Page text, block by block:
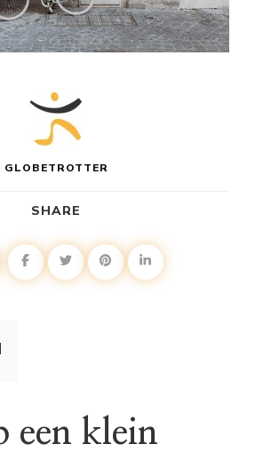
GLOBETROTTER
SHARE
een klein